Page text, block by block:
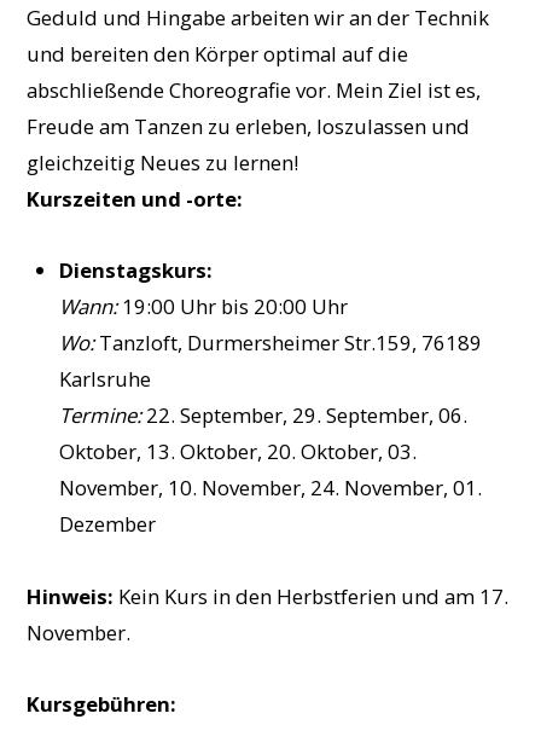
Geduld und Hingabe arbeiten wir an der Technik
und bereiten den Körper optimal auf die
abschließende Choreografie vor. Mein Ziel ist es,
Freude am Tanzen zu erleben, loszulassen und
gleichzeitig Neues zu lernen!
Kurszeiten und -orte:
Dienstagskurs:
Wann:19:00 Uhr bis 20:00 Uhr
Wo:Tanzloft, Durmersheimer Str.159, 76189
Karlsruhe
Termine:22. September, 29. September, 06.
Oktober, 13. Oktober, 20. Oktober, 03.
November, 10. November, 24. November, 01.
Dezember
Hinweis: Kein Kurs in den Herbstferien und am 17.
November.
Kursgebühren: